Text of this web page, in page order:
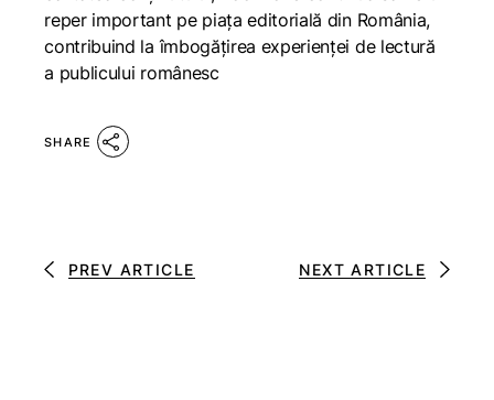
reper important pe piața editorială din România,
contribuind la îmbogățirea experienței de lectură
a publicului românesc
SHARE
PREV ARTICLE NEXT ARTICLE